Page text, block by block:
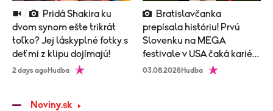
dvom synom ešte trikrát
toľko? Jej láskyplné fotky s
deťmi z klipu dojímajú!
2 days agoHudba
prepísala históriu! Prvú
Slovenku na MEGA
festivale v USA čaká kariéra
ako hrom!
03.08.2026Hudba
Noviny.sk